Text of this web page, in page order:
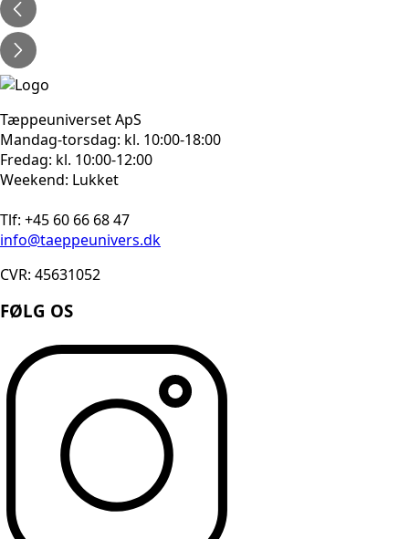
Tæppeuniverset ApS
Mandag-torsdag: kl. 10:00-18:00
Fredag: kl. 10:00-12:00
Weekend: Lukket
Tlf: +45 60 66 68 47
info@taeppeunivers.dk
CVR: 45631052
FØLG OS